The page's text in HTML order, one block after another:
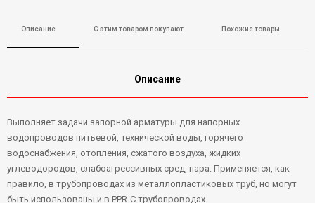
Описание С этим товаром покупают Похожие товары
Описание
Выполняет задачи запорной арматуры для напорных
водопроводов питьевой, технической воды, горячего
водоснабжения, отопления, сжатого воздуха, жидких
углеводородов, слабоагрессивных сред, пара. Применяется, как
правило, в трубопроводах из металлопластиковых труб, но могут
быть использованы и в PPR-C трубопроводах.